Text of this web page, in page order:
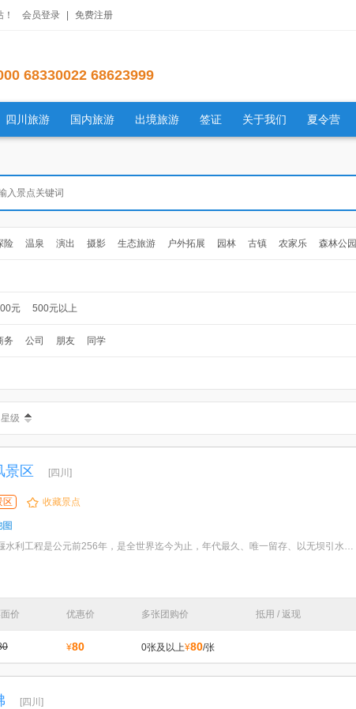
会员登录 免费注册
68330022 68623999
四川旅游 国内旅游 出境旅游 签证 关于我们 夏令营
险 温泉 演出 摄影 生态旅游 户外拓展 园林 古镇 农家乐 森林公园
元 500元以上
务 公司 朋友 同学
星级
景区 [四川]
区 收藏景点
特色：都江堰水利工程是公元前256年，是全世界迄今为止，年代最久、唯一留存、以无坝引水为特征的宏大
价 优惠价 多张团购价 抵用 / 返现
¥80 0张及以上¥80/张
[四川]